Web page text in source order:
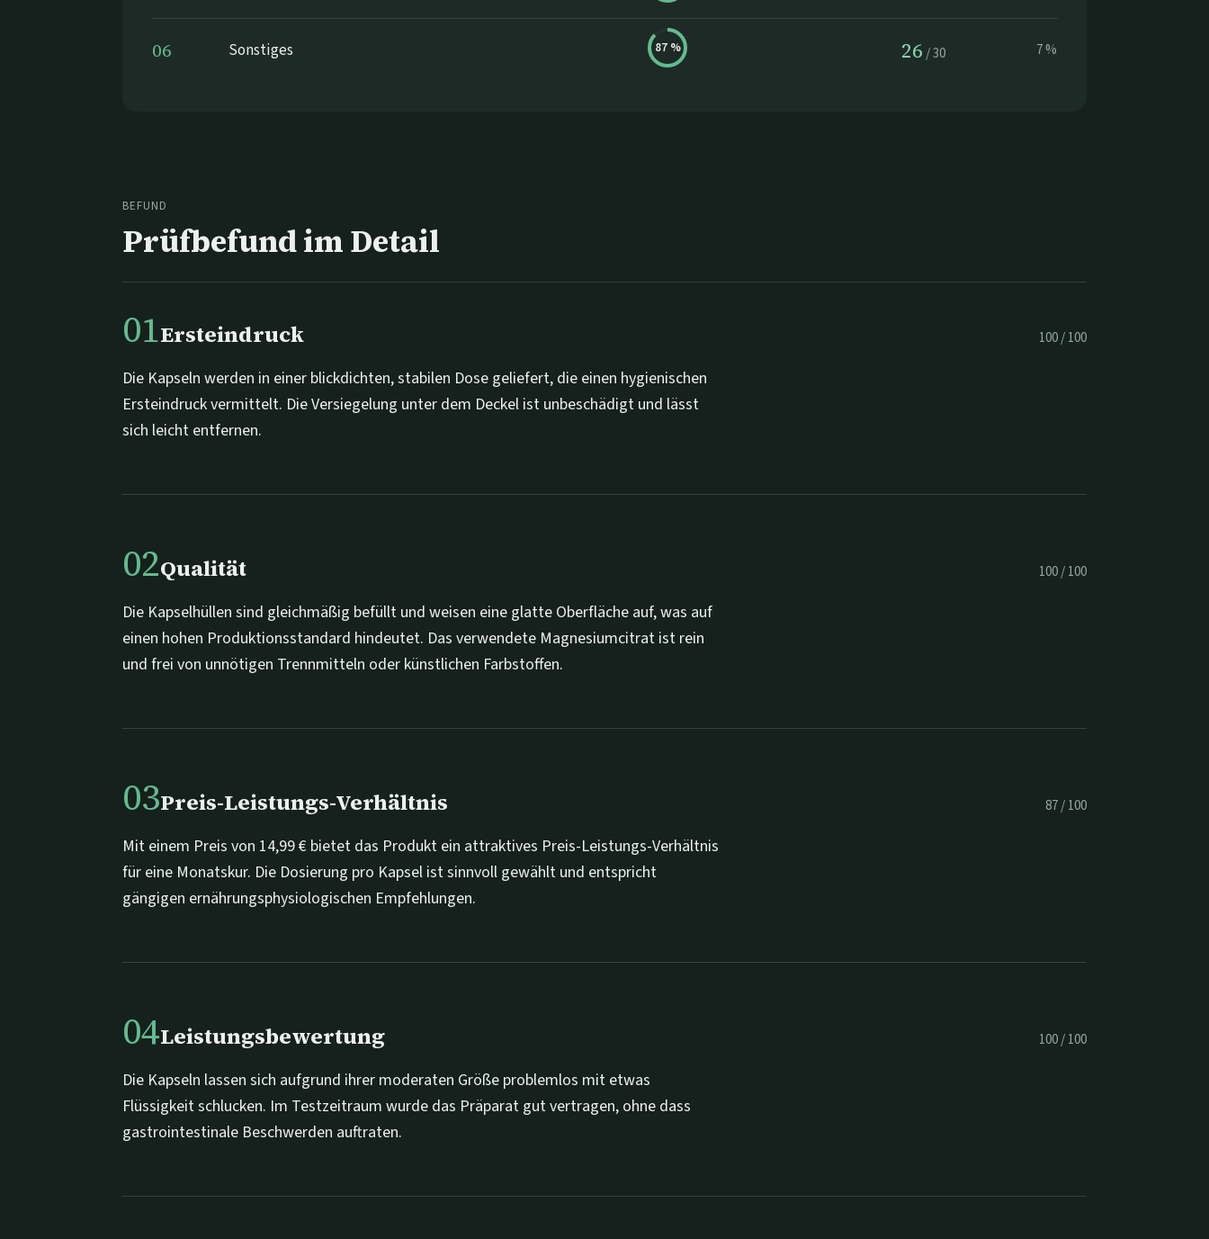
06 Sonstiges 87% 26 /30 7%
BEFUND
Prüfbefund im Detail
01Ersteindruck 100/100
Die Kapseln werden in einer blickdichten, stabilen Dose geliefert, die einen hygienischen
Ersteindruck vermittelt. Die Versiegelung unter dem Deckel ist unbeschädigt und lässt
sich leicht entfernen.
02Qualität 100/100
Die Kapselhüllen sind gleichmäßig befüllt und weisen eine glatte Oberfläche auf, was auf
einen hohen Produktionsstandard hindeutet. Das verwendete Magnesiumcitrat ist rein
und frei von unnötigen Trennmitteln oder künstlichen Farbstoffen.
03Preis-Leistungs-Verhältnis 87/100
Mit einem Preis von 14,99 € bietet das Produkt ein attraktives Preis-Leistungs-Verhältnis
für eine Monatskur. Die Dosierung pro Kapsel ist sinnvoll gewählt und entspricht
gängigen ernährungsphysiologischen Empfehlungen.
04Leistungsbewertung 100/100
Die Kapseln lassen sich aufgrund ihrer moderaten Größe problemlos mit etwas
Flüssigkeit schlucken. Im Testzeitraum wurde das Präparat gut vertragen, ohne dass
gastrointestinale Beschwerden auftraten.